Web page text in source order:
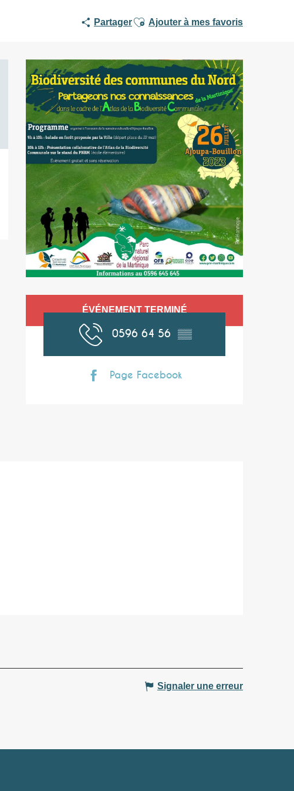
PartagerAjouter aux favoris
Ajouter à mes favoris
Ouverture et
ÉVÉNEMENT TERMINÉ
0596 64 56 ▒▒
Page Facebook
Signaler une erreur